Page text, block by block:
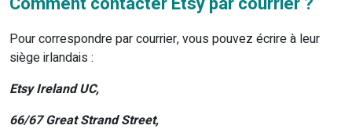
Pour correspondre par courrier, vous pouvez écrire à leur
siège irlandais :
Etsy Ireland UC,
66/67 Great Strand Street,